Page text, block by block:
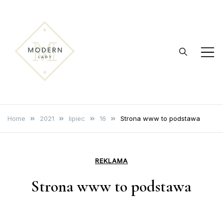
content
modernlady.pl
Home 2021 lipiec 16 Strona www to podstawa
REKLAMA
Strona www to podstawa